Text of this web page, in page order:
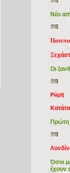
Νέο
Οι
Ρώμη
Πρώτη
Όσοι
έχουν